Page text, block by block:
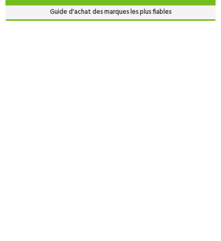
Guide d'achat des marques les plus fiables